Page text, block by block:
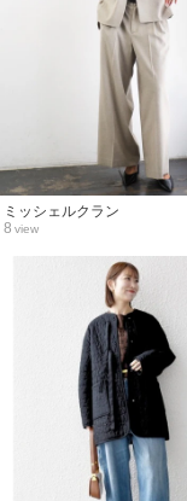
8 view
ミッシェルクラン